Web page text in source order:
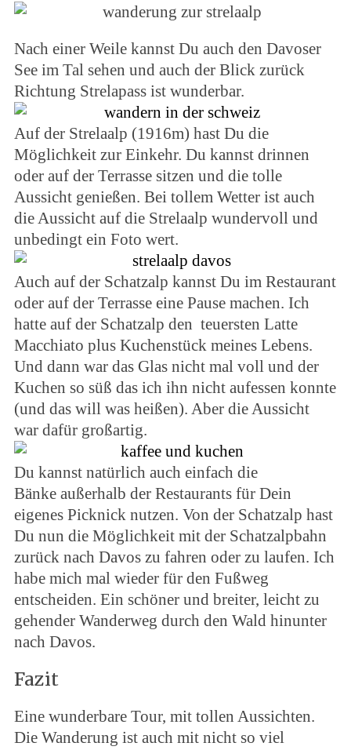
Nach einer Weile kannst Du auch den Davoser
See im Tal sehen und auch der Blick zurück
Richtung Strelapass ist wunderbar.
Auf der Strelaalp (1916m) hast Du die
Möglichkeit zur Einkehr. Du kannst drinnen
oder auf der Terrasse sitzen und die tolle
Aussicht genießen. Bei tollem Wetter ist auch
die Aussicht auf die Strelaalp wundervoll und
unbedingt ein Foto wert.
Auch auf der Schatzalp kannst Du im Restaurant
oder auf der Terrasse eine Pause machen. Ich
hatte auf der Schatzalp den teuersten Latte
Macchiato plus Kuchenstück meines Lebens.
Und dann war das Glas nicht mal voll und der
Kuchen so süß das ich ihn nicht aufessen konnte
(und das will was heißen). Aber die Aussicht
war dafür großartig.
Du kannst natürlich auch einfach die
Bänke außerhalb der Restaurants für Dein
eigenes Picknick nutzen. Von der Schatzalp hast
Du nun die Möglichkeit mit der Schatzalpbahn
zurück nach Davos zu fahren oder zu laufen. Ich
habe mich mal wieder für den Fußweg
entscheiden. Ein schöner und breiter, leicht zu
gehender Wanderweg durch den Wald hinunter
nach Davos.
Fazit
Eine wunderbare Tour, mit tollen Aussichten.
Die Wanderung ist auch mit nicht so viel